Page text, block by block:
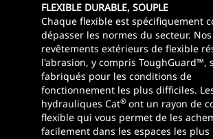
FLEXIBLE DURABLE, SOUPLE
Chaque flexible est spécifiquement
dépasser les normes du secteur. Nos
revêtements extérieurs de flexible
l'abrasion, y compris ToughGuard™,
fabriqués pour les conditions de
fonctionnement les plus difficiles.
hydrauliques Cat® ont un rayon de
flexible qui vous permet de les
facilement dans les espaces les